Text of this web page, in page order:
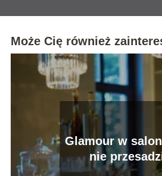
Może Cię również
Glamour w
nie